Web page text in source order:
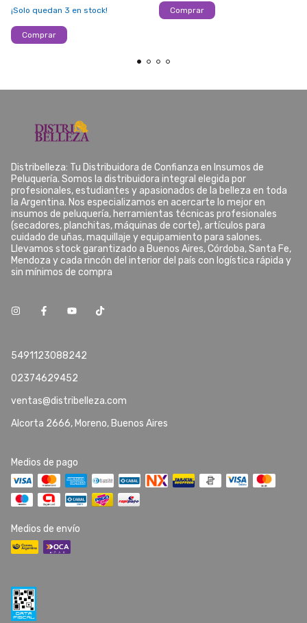
¡Solo quedan 3 en stock! Comprar
Distribelleza: Tu Distribuidora de Confianza en Insumos de
Peluquería. Somos la distribuidora integral elegida por
profesionales, estudiantes y apasionados de la belleza en toda
la Argentina. Nos especializamos en acercarte lo mejor en
insumos de peluquería, herramientas técnicas profesionales
(secadores, planchitas, máquinas de corte), artículos para
cuidado de uñas, maquillaje y equipamiento para salones.
Llevamos stock garantizado a Buenos Aires, Córdoba, Santa Fe,
Mendoza y cada rincón del interior del país con logística rápida y
sin mínimos de compra
5491123088242
02374629452
ventas@distribelleza.com
Alcorta 2666, Moreno, Buenos Aires
Medios de pago
Medios de envío